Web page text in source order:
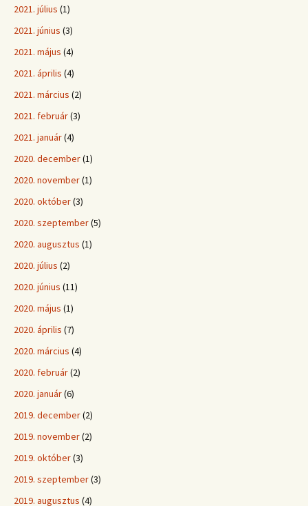
2021. július (1)
2021. június (3)
2021. május (4)
2021. április (4)
2021. március (2)
2021. február(3)
2021. január(4)
2020. december(1)
2020. november(1)
2020. október(3)
2020. szeptember(5)
2020. augusztus (1)
2020. július (2)
2020. június (11)
2020. május (1)
2020. április (7)
2020. március (4)
2020. február(2)
2020. január(6)
2019. december(2)
2019. november(2)
2019. október(3)
2019. szeptember(3)
2019. augusztus (4)